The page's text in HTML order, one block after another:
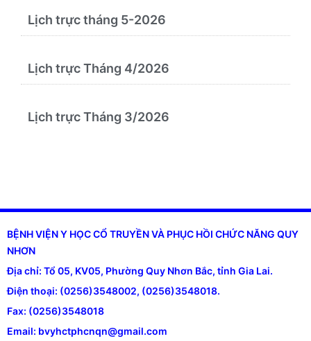
Lịch trực tháng 5-2026
Lịch trực Tháng 4/2026
Lịch trực Tháng 3/2026
BỆNH VIỆN Y HỌC CỔ TRUYỀN VÀ PHỤC HỒI CHỨC NĂNG QUY
NHƠN
Địa chỉ: Tổ 05, KV05, Phường Quy Nhơn Bắc, tỉnh Gia Lai.
Điện thoại: (0256)3548002, (0256)3548018.
Fax: (0256)3548018
Email: bvyhctphcnqn@gmail.com